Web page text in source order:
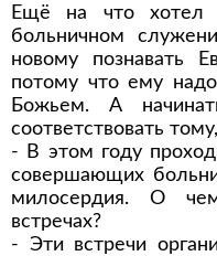
Ещё на что хотел
больничном
новому познавать
потому что ему
Божьем. А
соответствовать
- В этом году
совершающих
милосердия. О
встречах?
- Эти встречи